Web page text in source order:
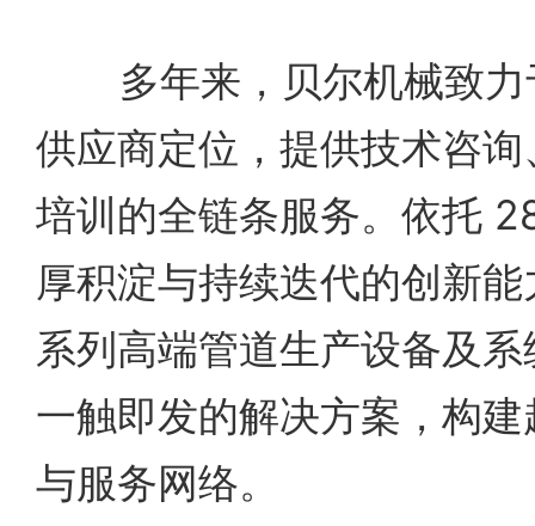
多年来，贝尔机械致力
供应商定位，提供技术咨
培训的全链条服务。依托
厚积淀与持续迭代的创新
系列高端管道生产设备及
一触即发的解决方案，构
与服务网络。